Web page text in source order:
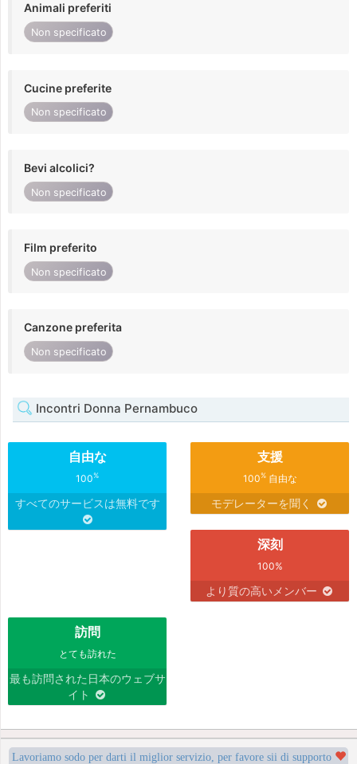
Animali preferiti
Non specificato
Cucine preferite
Non specificato
Bevi alcolici?
Non specificato
Film preferito
Non specificato
Canzone preferita
Non specificato
Incontri Donna Pernambuco
自由な
100%
すべてのサービスは無料です
支援
100%自由な
モデレーターを聞く
深刻
100%
より質の高いメンバー
訪問
とても訪れた
最も訪問された日本のウェブサ
イト
Lavoriamo sodo per darti il miglior servizio, per favore sii di supporto